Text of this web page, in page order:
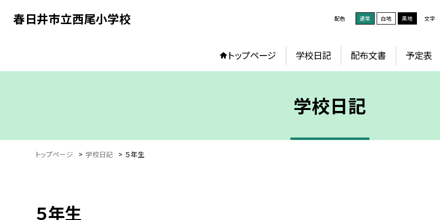
春日井市立西尾小学校 配色 通常 白地 黒地 文字
トップページ 学校日記 配布文書 予定表
学校日記
トップページ > 学校日記 > ５年生
５年生